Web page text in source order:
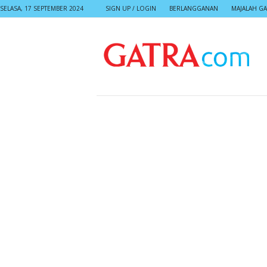
SELASA, 17 SEPTEMBER 2024 SIGN UP / LOGIN BERLANGGANAN MAJALAH